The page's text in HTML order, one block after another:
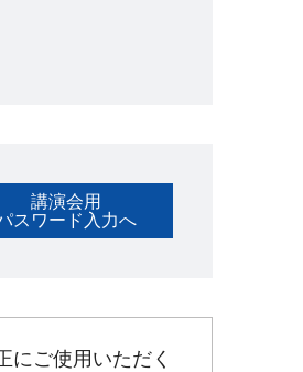
講演会用
スワード入力へ
にご使用いただく